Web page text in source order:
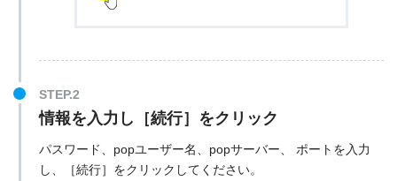
情報を入力し［続行］をクリック
パスワード、popユーザー名、popサーバー、 ポートを入力
し、［続行］をクリックしてください。